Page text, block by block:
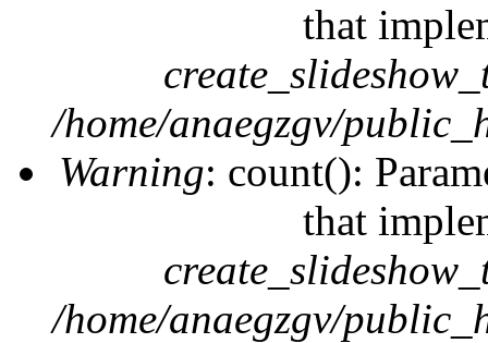
that
/home/anaegzgv/
Warning: count():
that
/home/anaegzgv/